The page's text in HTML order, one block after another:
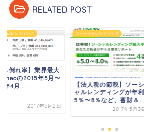
RELATED POST
ャルレンディング
人税の節税】ソーシ
2017年5月3日
ソーシャルレンディング
【失敗談】ソーシャルレ
ンディング、5つの失敗
例と、そう考える理由